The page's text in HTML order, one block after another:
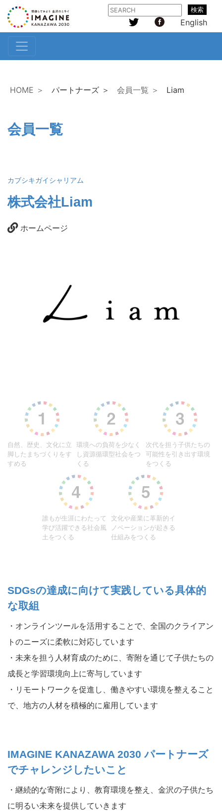
検索
English
HOME ＞ パートナーズ ＞ 会員一覧 ＞ Liam
会員一覧
カブシキガイシャリアム
株式会社Liam
ホームページ
自然、歴史、文化に立
脚したまちづくりをす
すめる
環境への負荷を少なく
し資源循環型社会をつ
くる
次代を担う子供たちの
可能性を引き出す環境
をつくる
誰もが生涯にわたって
学び活躍できる社会風
土をつくる
文化や産業に革新的イ
ノベーションが起きる
仕組みをつくる
SDGsの達成に向けて実践している具体的
な取組
・オンラインツールを活用することで、全国のクライアン
トのニーズに柔軟に対応しています
・未来を担う人材育成のために、寄附を通じて子供たちの
成長と学習環境向上に寄与しています
・リモートワークを促進し、働きやすい環境を整えること
で、地方の人材を積極的に雇用しています
IMAGINE KANAZAWA 2030 パートナーズ
でチャレンジしたいこと
・継続的な寄附により、教育環境を整え、金沢の子供たち
に明るい未来を提供していきます